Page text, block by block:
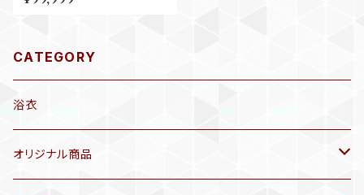
727
CATEGORY
浴衣
オリジナル商品